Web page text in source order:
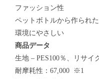
ファッション性
ペットボトルから作られ
環境にやさしい
商品データ
生地 – PES100％、リサイ
耐摩耗性：67,000 ※1